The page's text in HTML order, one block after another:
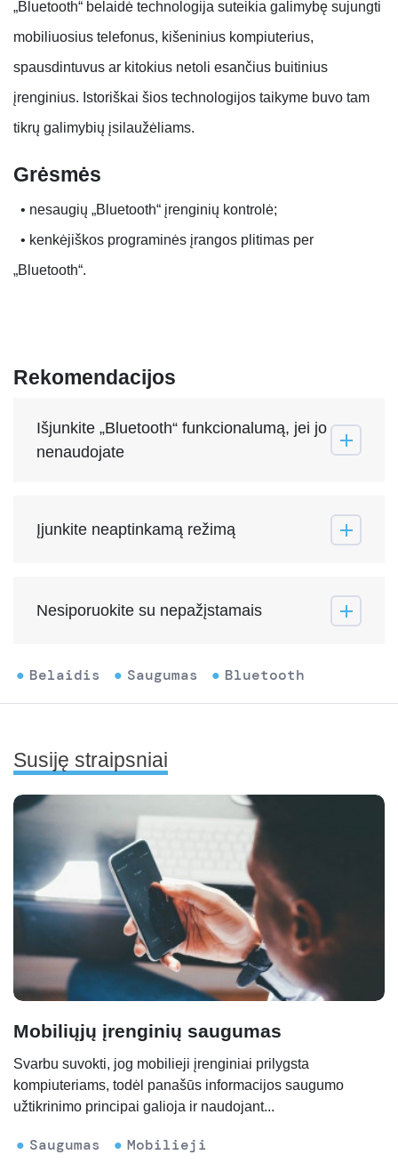
„Bluetooth“ belaidė technologija suteikia galimybę sujungti
mobiliuosius telefonus, kišeninius kompiuterius,
spausdintuvus ar kitokius netoli esančius buitinius
įrenginius. Istoriškai šios technologijos taikyme buvo tam
tikrų galimybių įsilaužėliams.
Grėsmės
• nesaugių „Bluetooth“ įrenginių kontrolė;
• kenkėjiškos programinės įrangos plitimas per
„Bluetooth“.
Rekomendacijos
Išjunkite „Bluetooth“ funkcionalumą, jei jo
nenaudojate
Įjunkite neaptinkamą režimą
Nesiporuokite su nepažįstamais
Belaidis Saugumas Bluetooth
Susiję straipsniai
Mobiliųjų įrenginių saugumas
Svarbu suvokti, jog mobilieji įrenginiai prilygsta
kompiuteriams, todėl panašūs informacijos saugumo
užtikrinimo principai galioja ir naudojant...
Saugumas Mobilieji